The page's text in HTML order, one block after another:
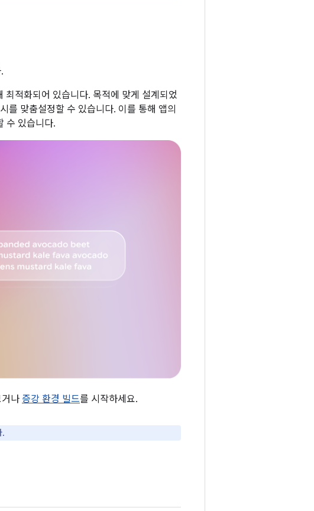
적화되어 있습니다. 목적에 맞게 설계되었
를 맞춤설정할 수 있습니다. 이를 통해 앱의
수 있습니다.
나 증강 환경 빌드를 시작하세요.
.